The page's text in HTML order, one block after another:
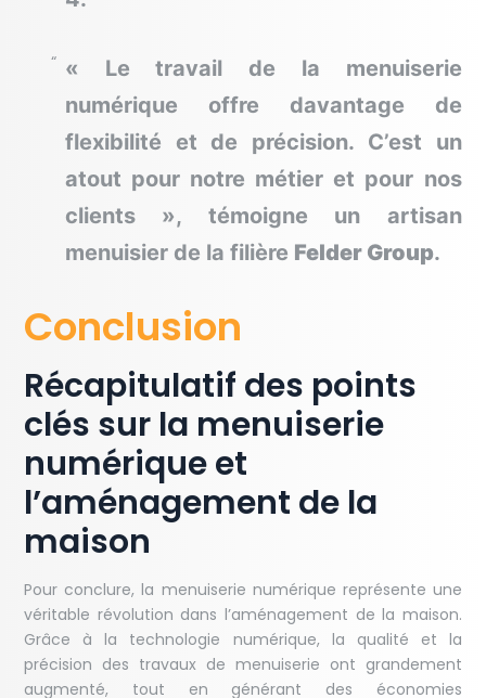
« Le travail de la menuiserie
numérique offre davantage de
flexibilité et de précision. C’est un
atout pour notre métier et pour nos
clients », témoigne un artisan
menuisier de la filière Felder Group.
Conclusion
Récapitulatif des points
clés sur la menuiserie
numérique et
l’aménagement de la
maison
Pour conclure, la menuiserie numérique représente une
véritable révolution dans l’aménagement de la maison.
Grâce à la technologie numérique, la qualité et la
précision des travaux de menuiserie ont grandement
augmenté, tout en générant des économies